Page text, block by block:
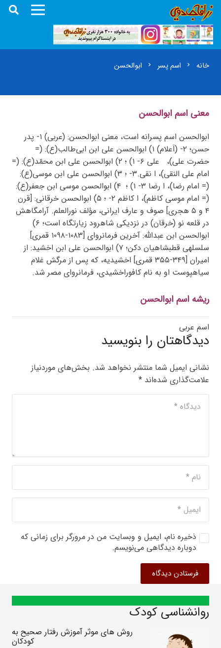
خانه chevron_right اسم پسر chevron_right ابوالحسن
معنی اسم ابوالحسن
ابوالحسن اسم پسرانه است، معنی ابوالحسن: (عربی) ۱- پدر
حسن؛ ۲- (اَعلام) ۱) ابوالحسن‌ علی ابن ابی‌طالب(ع): (=
حضرت علی)، علی ۶- ۱) ؛ ۲) ابوالحسن علی ابن محمّد(ع): (=
امام علی النقی)، ا نقی.۳- ؛ ۳) ابوالحسن علی ابن موسی(ع):
(= امام رضا)، ا رضا ۳- ۱) ؛ ۴) ابوالحسن موسی ابن جعفر(ع):
(= امام موسی کاظم)، ا کاظم ۲- ؛ ۵) ابوالحسن خرقانی: [قرن
۴ و ۵ هجری] صوف و عارف ایرانی، مؤلف نورالعلم. آرامگاهش
در قلعه نو (خرقان) در نزدیکی شاهرود زیارتگاه است؛ ۶)
ابوالحسن ابن عبدالله: آخرین فرمانروای [۱۰۸۳-۱۰۹۸ قمری]
سلسلهی قطبشاهیان دکن؛ ۷) ابوالحسن علی ابن اخشید: از
امیران [۳۴۹-۳۵۵ قمری] اخشیدیه، که پس از مرگش غلام
سیاهپوست او به نام کافوراخشیدی، فرمانروای مصر شد.
ریشه اسم ابوالحسن
اسم عربی
دیدگاهتان را بنویسید
نشانی ایمیل شما منتشر نخواهد شد. بخش‌های موردنیاز
علامت‌گذاری شده‌اند *
ذخیره نام، ایمیل و وبسایت من در مرورگر برای زمانی که
دوباره دیدگاهی می‌نویسم.
فرستادن دیدگاه
روانشناسی کودک
روش های موثر آموزش رفتار صحیح به
کودکان